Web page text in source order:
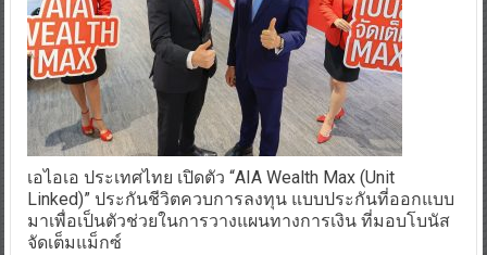
เอไอเอ ประเทศไทย เปิดตัว “AIA Wealth Max (Unit
Linked)” ประกันชีวิตควบการลงทุน แบบประกันที่ออกแบบ
มาเพื่อเป็นตัวช่วยในการวางแผนทางการเงิน ที่มอบโบนัส
จัดเต็มแม็กซ์